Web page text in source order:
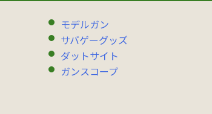
モデルガン
サバゲーグッズ
ダットサイト
ガンスコープ